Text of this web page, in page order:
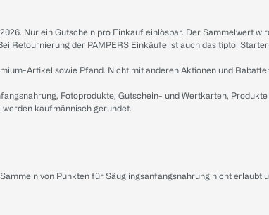
Nur ein Gutschein pro Einkauf einlösbar. Der Sammelwert
Retournierung der PAMPERS Einkäufe ist auch das tiptoi
Artikel sowie Pfand. Nicht mit anderen Aktionen und
Fotoprodukte, Gutschein- und Wertkarten,
werden kaufmännisch gerundet.
von Punkten für Säuglingsanfangsnahrung nicht erlaubt